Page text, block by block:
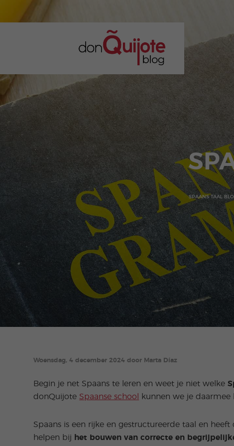
SPAANS TAAL
Woensdag, 4 december 2024 door Marta Díaz
Begin je net Spaans te leren en weet je niet welke
donQuijoteSpaanse school kunnen we je daarmee
Spaans is een rijke en gestructureerde taal en
helpen bij het bouwen van correcte en